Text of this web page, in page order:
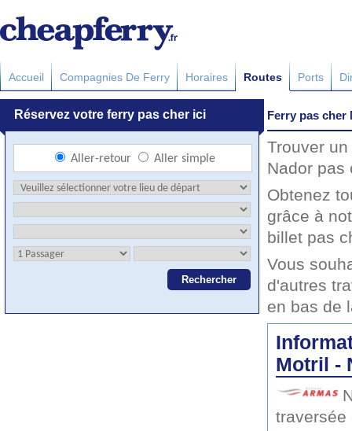
Accueil Compagnies De Ferry Horaires Routes Ports
Ferry pas cher
Trouver
Nador pas
Obtenez
grâce à
billet pas
Vous
d'autres
en bas de
Motril -
traversée